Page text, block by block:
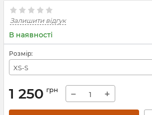
Залишити відгук
В наявності
Розмір:
XS-S
1 250 грн − +